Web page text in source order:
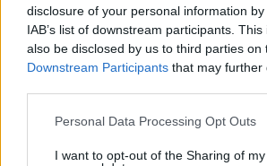
disclosure of your personal information
IAB’s list of downstream participants.
also be disclosed by us to third parties on
Downstream Participants that may further
Please note that this website/app uses
not limited to your visit or usage
Personal Data Processing Opt Outs
I want to opt-out of the Sharing of my
Αποκάλυψη για το νέο smart #2
πριν 13 λεπτά
Θα έρθει τελικά η μεγαλύτερη
αυτοκίνητο που έχει δοθεί ποτέ στην
πριν 13 λεπτά